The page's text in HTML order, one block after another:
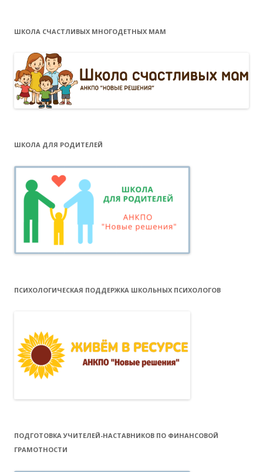
ШКОЛА СЧАСТЛИВЫХ МНОГОДЕТНЫХ МАМ
ШКОЛА ДЛЯ РОДИТЕЛЕЙ
ПСИХОЛОГИЧЕСКАЯ ПОДДЕРЖКА ШКОЛЬНЫХ ПСИХОЛОГОВ
ПОДГОТОВКА УЧИТЕЛЕЙ-НАСТАВНИКОВ ПО ФИНАНСОВОЙ
ГРАМОТНОСТИ